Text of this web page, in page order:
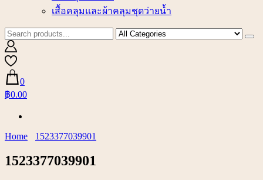
เสื้อคลุมและผ้าคลุมชุดว่ายน้ำ
0
฿0.00
Home 1523377039901
1523377039901